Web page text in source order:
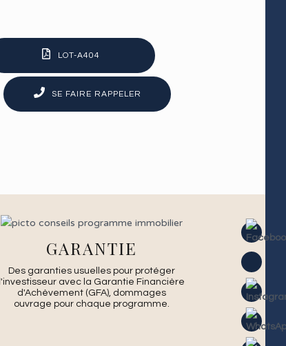
LOT-A404
SE FAIRE RAPPELER
GARANTIE
Des garanties usuelles pour protéger
l'investisseur avec la Garantie Financière
d'Achèvement (GFA), dommages
ouvrage pour chaque programme.